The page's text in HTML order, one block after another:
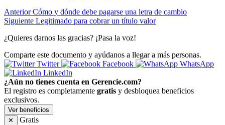
Anterior Cómo y dónde debe pagarse una letra de cambio
Siguiente Legitimado para cobrar un título valor
¿Quieres darnos las gracias? ¡Pasa la voz!
Comparte este documento y ayúdanos a llegar a más personas.
Twitter
Facebook
WhatsApp
LinkedIn
¿Aún no tienes cuenta en Gerencie.com?
El registro es completamente gratis y desbloquea beneficios
exclusivos.
Ver beneficios
✕
Gratis